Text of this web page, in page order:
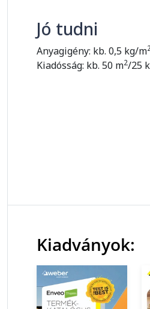
Jó tudni
Anyagigény: kb. 0,5 kg/m
Kiadósság: kb. 50 m2/25
Kiadványok: